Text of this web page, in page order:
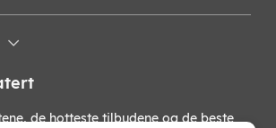
de hotteste tilbudene og de beste